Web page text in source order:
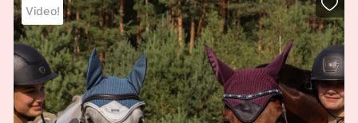
Video!